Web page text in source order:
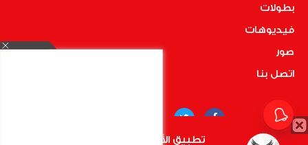
بطولات
فيديوهات
صور
اتصل بنا
تطبيق الأهلي.كوم متاح الأن